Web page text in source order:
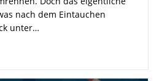
nach dem Eintauchen
unter…